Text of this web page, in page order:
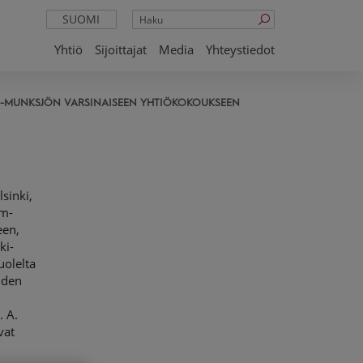
SUOMI
Haku
Yhtiö
Sijoittajat Media Yhteystiedot
MUNKSJÖN VARSINAISEEN YHTIÖKOKOUKSEEN
nimi ja asiamiehen henkilötunnus. Osakkeenomistajien Ahlstrom-Munksjölle luovuttamia henkilötietoja käytetään vain yhtiökokouksen ja siihen liittyvien tarpeellisten rekisteröintien käsittelyn yhteydessä. Yhtiökokouksessa läsnä olevalla osakkeenomistajalla on osakeyhtiölain 5 luvun 25 §:n mukainen kyselyoikeus kokouksessa käsiteltävistä asioista. 2. Asiamiehen käyttäminen ja valtakirjat Osakkeenomistaja saa osallistua yhtiökokoukseen ja käyttää siellä oikeuksiaan myös asiamiehen välityksellä. Osakkeenomistajan asiamiehen on esitettävä päivätty valtakirja tai hänen on muuten luotettavalla tavalla osoitettava olevansa oikeutettu edustamaan osakkeeno